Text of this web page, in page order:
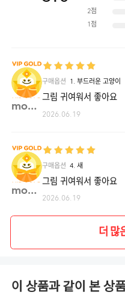
2점
1점
monds**
구매옵션 1. 부드러운 고양이
그림 귀여워서 좋아요
2026.06.19
monds**
구매옵션 4. 새
그림 귀여워서 좋아요
2026.06.19
더 많
이 상품과 같이 본 상